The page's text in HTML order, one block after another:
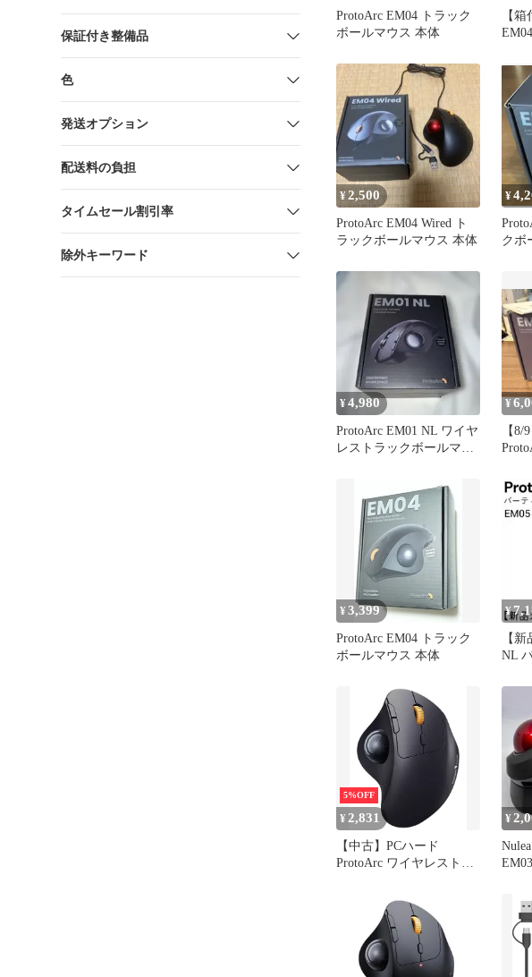
保証付き整備品
色
発送オプション
配送料の負担
タイムセール割引率
除外キーワード
ProtoArc EM04 トラック
ボールマウス 本体
【
¥2,500
ProtoArc EM04 Wired ト
ラックボールマウス 本体
¥
クボ
¥4,980
ProtoArc EM01 NL ワイヤ
レストラックボールマウ
¥
【8/
¥3,399
ProtoArc EM04 トラック
ボールマウス 本体
¥
【
NL
5%OFF
¥ 2,831
【中古】PCハード
ProtoArc ワイヤレストラ
¥